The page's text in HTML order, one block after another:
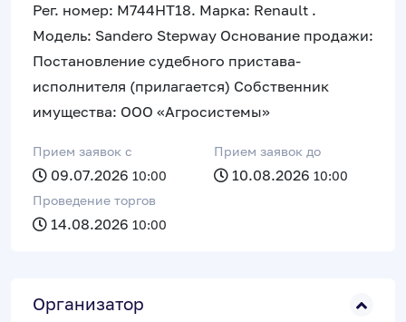
Рег. номер: М744НТ18. Марка: Renault .
Модель: Sandero Stepway Основание продажи:
Постановление судебного пристава-
исполнителя (прилагается) Собственник
имущества: ООО «Агросистемы»
Прием заявок c
09.07.2026 10:00
Прием заявок до
10.08.2026 10:00
Проведение торгов
14.08.2026 10:00
Организатор